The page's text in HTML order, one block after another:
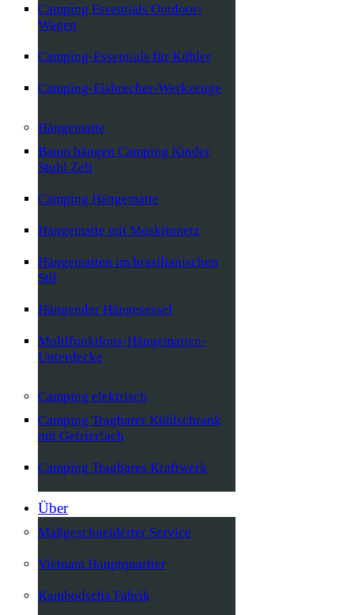
Camping Essentials Outdoor-
Wagen
Camping-Essentials für Kühler
Camping-Eisbrecher-Werkzeuge
Hängematte
Baum hängen Camping Kinder
Stuhl Zelt
Camping Hängematte
Hängematte mit Moskitonetz
Hängematten im brasilianischen
Stil
Hängender Hängesessel
Multifunktions-Hängematten-
Unterdecke
Camping elektrisch
Camping Tragbarer Kühlschrank
mit Gefrierfach
Camping Tragbares Kraftwerk
Über
Maßgeschneiderter Service
Vietnam Hauptquartier
Kambodscha Fabrik